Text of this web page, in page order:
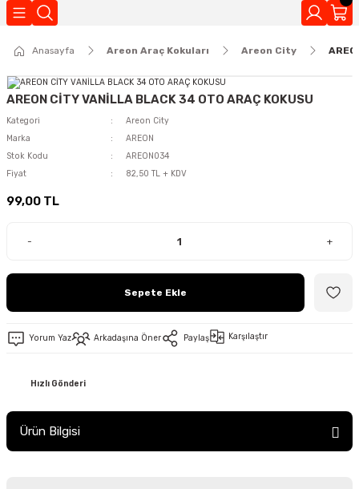
Anasayfa Areon Araç Kokuları Areon City
AREON CİTY VANİLLA BLACK 34 OTO ARAÇ KOKUSU
Kategori
Areon City
Marka
AREON
Stok Kodu
AREON034
Fiyat
82,50 TL + KDV
99,00 TL
- +
Sepete Ekle
Yorum Yaz Arkadaşına Öner Paylaş Karşılaştır
Hızlı Gönderi
Ürün Bilgisi